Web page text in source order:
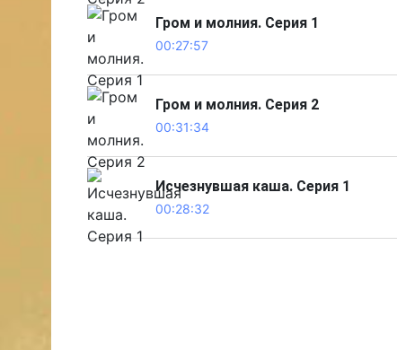
Гром и молния. Серия 1
00:27:57
Гром и молния. Серия 2
00:31:34
Исчезнувшая каша. Серия 1
00:28:32